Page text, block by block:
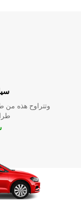
وتتراوح هذه من